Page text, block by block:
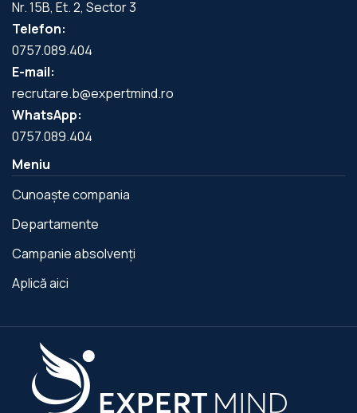
Nr. 15B, Et. 2, Sector 3
Telefon:
0757.089.404
E-mail:
recrutare.b@expertmind.ro
WhatsApp:
0757.089.404
Meniu
Cunoaște compania
Departamente
Campanie absolvenți
Aplică aici